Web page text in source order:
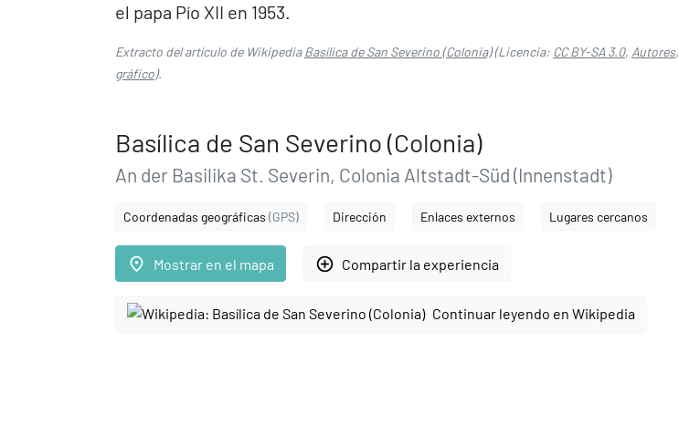
el papa Pío XII en 1953.
Extracto del artículo de WikipediaBasílica de San Severino (Colonia)(Licencia: CC BY-SA 3.0, Autores,
gráfico).
Basílica de San Severino (Colonia)
An der Basilika St. Severin, Colonia Altstadt-Süd (Innenstadt)
Coordenadas geográficas (GPS) Dirección Enlaces externos Lugares cercanos
place Mostrar en el mapa add_circle_outline Compartir la experiencia
Continuar leyendo en Wikipedia